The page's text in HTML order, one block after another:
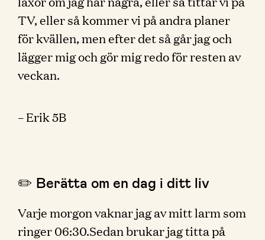
TV, eller så kommer vi på andra planer
för kvällen, men efter det så går jag och
lägger mig och gör mig redo för resten av
veckan.
– Erik 5B
✏️ Berätta om en dag i ditt liv
Varje morgon vaknar jag av mitt larm som
ringer 06:30.Sedan brukar jag titta på